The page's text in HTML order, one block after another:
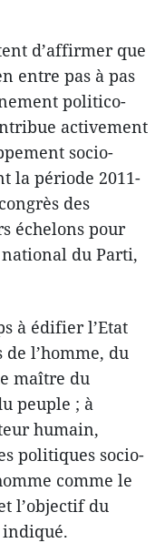
d’affirmer que
entre pas à pas
politico-
activement
socio-
la période 2011-
des
échelons pour
national du Parti,
à édifier l’Etat
l’homme, du
maître du
peuple ; à
humain,
politiques socio-
comme le
l’objectif du